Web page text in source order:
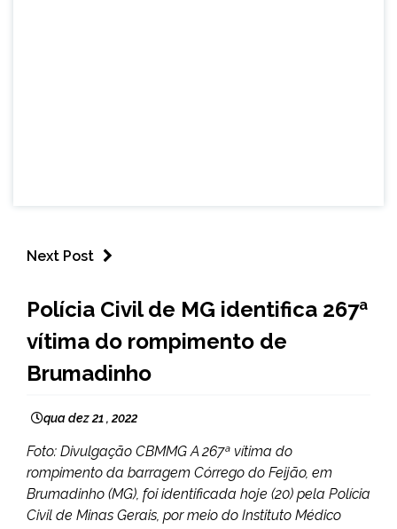
Next Post
GERAIS
NOTÍCIAS
Polícia Civil de MG identifica 267ª
vítima do rompimento de
Brumadinho
qua dez 21 , 2022
Foto: Divulgação CBMMG A 267ª vítima do
rompimento da barragem Córrego do Feijão, em
Brumadinho (MG), foi identificada hoje (20) pela Polícia
Civil de Minas Gerais, por meio do Instituto Médico